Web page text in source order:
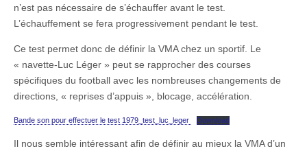
n’est pas nécessaire de s’échauffer avant le test.
L’échauffement se fera progressivement pendant le test.
Ce test permet donc de définir la VMA chez un sportif. Le
« navette-Luc Léger » peut se rapprocher des courses
spécifiques du football avec les nombreuses changements de
directions, « reprises d’appuis », blocage, accélération.
Bande son pour effectuer le test 1979_test_luc_leger Download
Il nous semble intéressant afin de définir au mieux la VMA d’un